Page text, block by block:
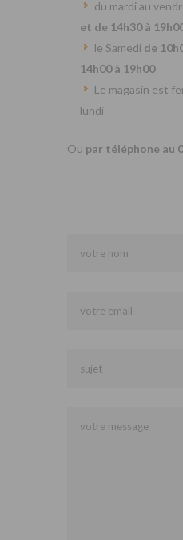
du mardi au
et de 14h30 à
le Samedi de
14h00 à 19h00
Le magasin est
lundi
Ou par téléphone au